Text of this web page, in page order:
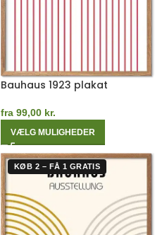
Bauhaus 1923 plakat
fra 99,00 kr.
VÆLG MULIGHEDER
KØB 2 – FÅ 1 GRATIS